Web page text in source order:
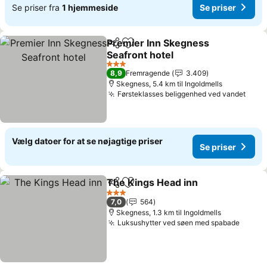
Se priser fra 1 hjemmeside Se priser
Del Føj til favoritter
Premier Inn Skegness
Seafront hotel
3 Stjerner
8,9 Fremragende
3.409
Skegness, 5.4 km til Ingoldmells
Førsteklasses beliggenhed ved vandet
Vælg datoer for at se nøjagtige priser
Se priser
Del Føj til favoritter
The Kings Head inn
3 Stjerner
7,0
564
Skegness, 1.3 km til Ingoldmells
Luksushytter ved søen med spabade